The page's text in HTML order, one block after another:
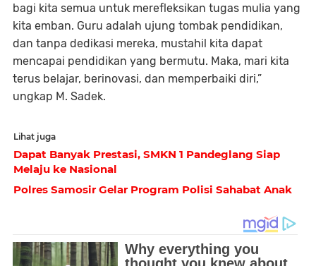
bagi kita semua untuk merefleksikan tugas mulia yang
kita emban. Guru adalah ujung tombak pendidikan,
dan tanpa dedikasi mereka, mustahil kita dapat
mencapai pendidikan yang bermutu. Maka, mari kita
terus belajar, berinovasi, dan memperbaiki diri,”
ungkap M. Sadek.
Lihat juga
Dapat Banyak Prestasi, SMKN 1 Pandeglang Siap
Melaju ke Nasional
Polres Samosir Gelar Program Polisi Sahabat Anak